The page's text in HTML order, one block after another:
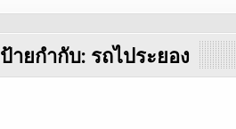
ป้ายกำกับ: รถไประยอง